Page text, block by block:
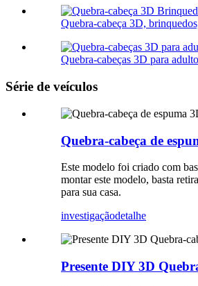
Quebra-cabeça 3D,
Quebra-cabeças 3D para
Série de veículos
Quebra-cabeça de
Este modelo foi criado com
montar este modelo, basta
para sua casa.
investigaçãodetalhe
Presente DIY 3D